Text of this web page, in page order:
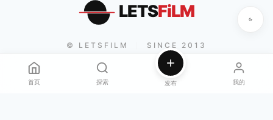
LETSFiLM
© LETSFILM SINCE 2013
首页 探索 发布 我的